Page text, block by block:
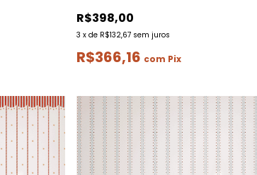
R$398,00
3 x de R$132,67 sem juros
R$366,16 com Pix